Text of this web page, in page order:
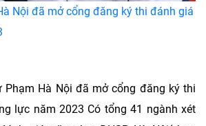
Nội đã mở cổng đăng ký thi đánh giá
Phạm Hà Nội đã mở cổng đăng ký thi
lực năm 2023 Có tổng 41 ngành xét